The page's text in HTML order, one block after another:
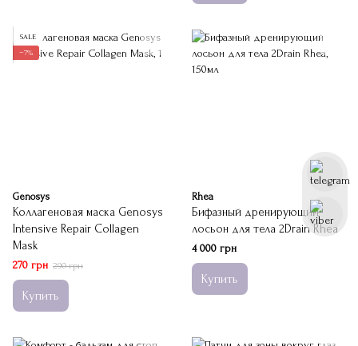
SALE
−7%
Genosys
Коллагеновая маска Genosys
Intensive Repair Collagen
Mask
270 грн 290 грн
Купить
Rhea
Бифазный дренирующий
лосьон для тела 2Drain Rhea
4 000 грн
Купить